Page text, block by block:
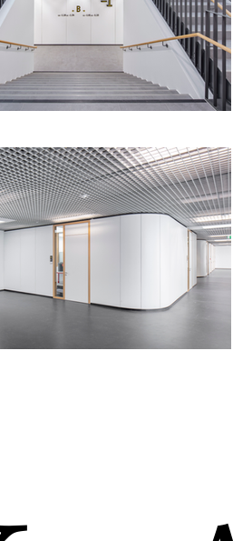
ARCHITEKTURFOTOGRAFIE,